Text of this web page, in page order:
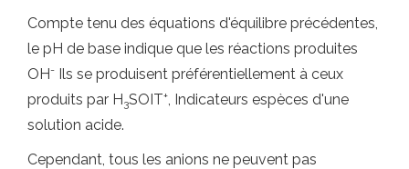
Compte tenu des équations d'équilibre précédentes,
le pH de base indique que les réactions produites
OH- Ils se produisent préférentiellement à ceux
produits par H3SOIT+, Indicateurs espèces d'une
solution acide.
Cependant, tous les anions ne peuvent pas